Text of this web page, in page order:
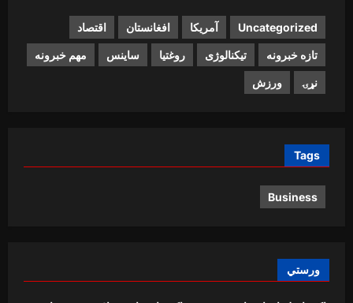
Uncategorized آمریکا افغانستان اقتصاد
تازه خبرونه تیکنالوژی روغتیا ساینس مهم خبرونه
نړۍ ورزش
Tags
Business
ورستي